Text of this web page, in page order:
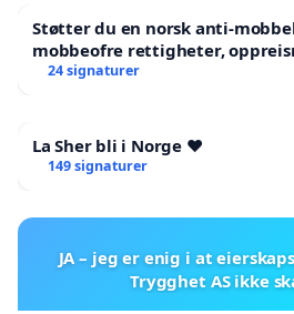
Støtter du en norsk anti-
mobbeofre rettigheter,
24 signaturer
La Sher bli i Norge ❤️
149 signaturer
JA – jeg er enig i at
Trygghet AS ikke